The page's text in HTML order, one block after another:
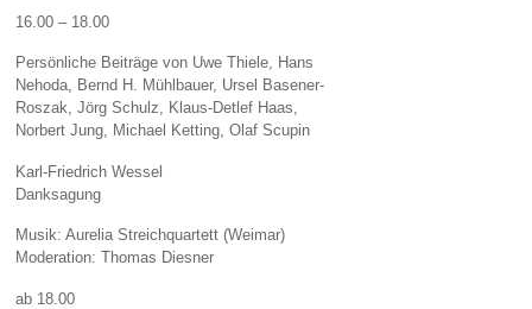
16.00 – 18.00
Persönliche Beiträge von Uwe Thiele, Hans
Nehoda, Bernd H. Mühlbauer, Ursel Basener-
Roszak, Jörg Schulz, Klaus-Detlef Haas,
Norbert Jung, Michael Ketting, Olaf Scupin
Karl-Friedrich Wessel
Danksagung
Musik: Aurelia Streichquartett (Weimar)
Moderation: Thomas Diesner
ab 18.00